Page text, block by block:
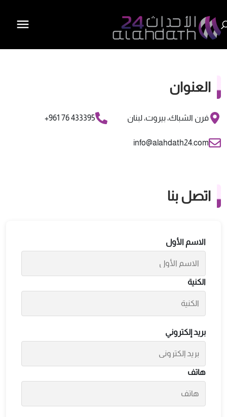
العنوان
فرن الشباك، بيروت، لبنان 433395 76 961+
info@alahdath24.com
اتصل بنا
الاسم الأول
الكنية
بريد إلكتروني
هاتف